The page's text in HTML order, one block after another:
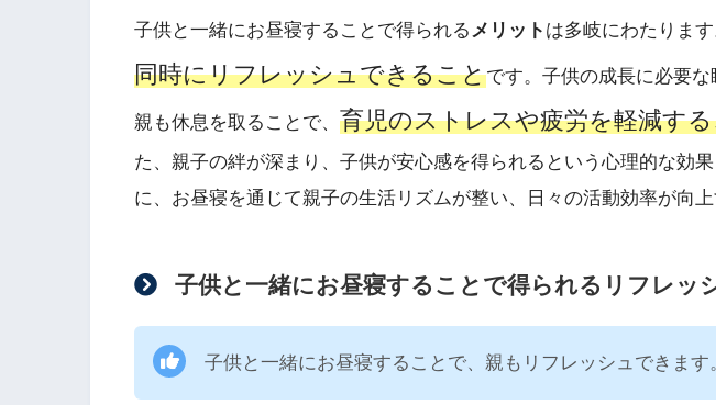
子供と一緒にお昼寝することで得られる メリット は多岐にわたります
同時にリフレッシュできることです。子供の成長に必要な
親も休息を取ることで、 育児のストレスや疲労を軽減す
た、親子の絆が深まり、子供が安心感を得られるという心理的な効
に、お昼寝を通じて親子の生活リズムが整い、日々の活動効率が向上
子供と一緒にお昼寝することで得られるリフレッ
子供と一緒にお昼寝することで、親もリフレッシュできます